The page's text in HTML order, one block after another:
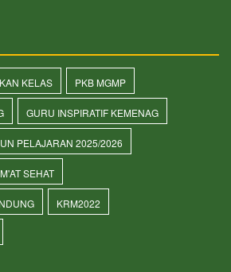
KELAS PKB MGMP
GURU INSPIRATIF KEMENAG
PELAJARAN 2025/2026
SEHAT
KRM2022